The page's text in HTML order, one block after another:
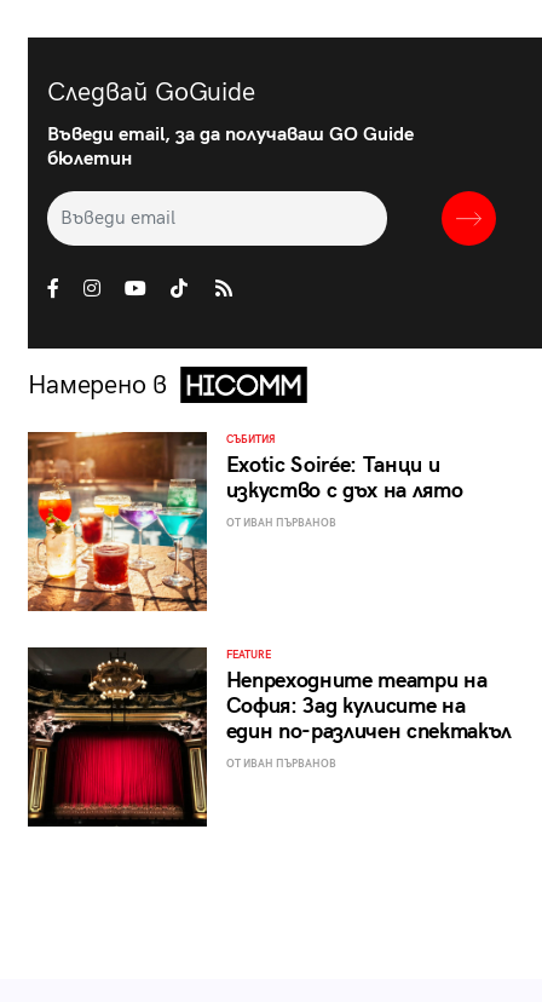
Следвай GoGuide
Въведи email, за да получаваш GO Guide
бюлетин
Намерено в
СЪБИТИЯ
Exotic Soirée: Танци и
изкуство с дъх на лято
ОТ ИВАН ПЪРВАНОВ
FEATURE
Непреходните театри на
София: Зад кулисите на
един по-различен спектакъл
ОТ ИВАН ПЪРВАНОВ